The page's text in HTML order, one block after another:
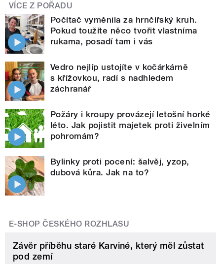
VÍCE Z POŘADU
Počítač vyměnila za hrnčířský kruh.
Pokud toužíte něco tvořit vlastníma
rukama, posadí tam i vás
Vedro nejlíp ustojíte v kočárkárně
s křížovkou, radí s nadhledem
záchranář
Požáry i kroupy provázejí letošní horké
léto. Jak pojistit majetek proti živelním
pohromám?
Bylinky proti pocení: šalvěj, yzop,
dubová kůra. Jak na to?
E-SHOP ČESKÉHO ROZHLASU
Závěr příběhu staré Karviné, který měl zůstat
pod zemí